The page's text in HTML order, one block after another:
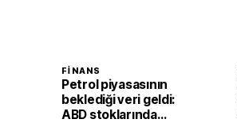
FINANS
Petrol piyasasının
beklediği veri geldi:
ABD stoklarında